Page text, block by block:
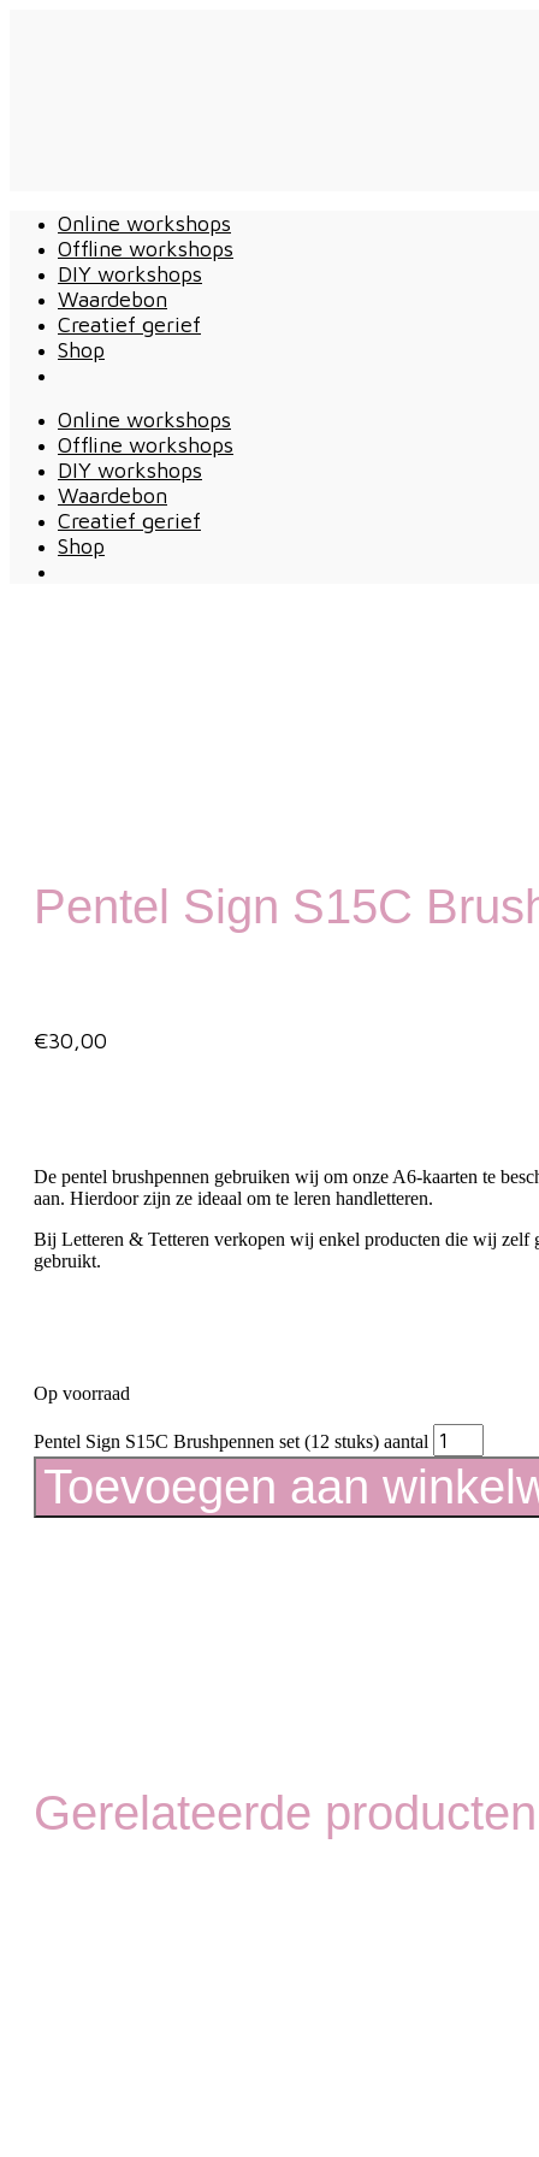
Online workshops
Offline workshops
DIY workshops
Waardebon
Creatief gerief
Shop
Online workshops
Offline workshops
DIY workshops
Waardebon
Creatief gerief
Shop
Pentel Sign S15C
€30,00
De pentel brushpennen gebruiken wij om onze A6-kaarten te
aan. Hierdoor zijn ze ideaal om te leren handletteren.
Bij Letteren & Tetteren verkopen wij enkel producten die wij zelf
gebruikt.
Op voorraad
Pentel Sign S15C Brushpennen set (12 stuks) aantal
Toevoegen aan
Gerelateerde producten